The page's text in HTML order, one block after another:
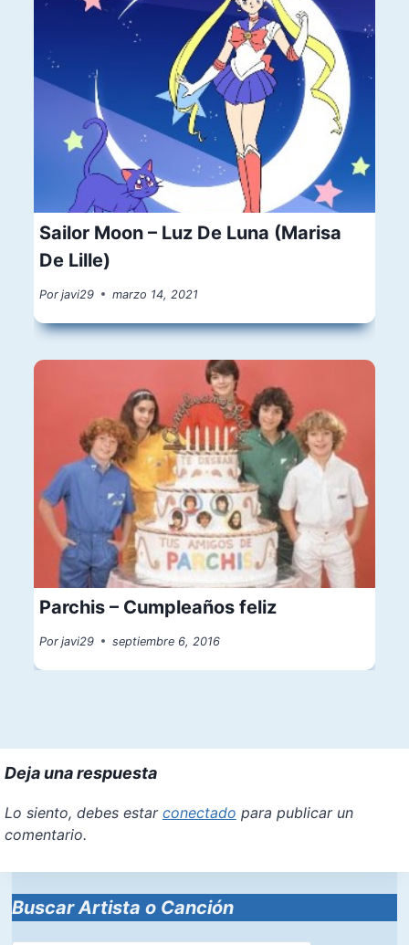
Sailor Moon – Luz De Luna (Marisa
De Lille)
Por javi29 marzo 14, 2021
Parchis – Cumpleaños feliz
Por javi29 septiembre 6, 2016
Deja una respuesta
Lo siento, debes estar conectado para publicar un
comentario.
Buscar Artista o Canción